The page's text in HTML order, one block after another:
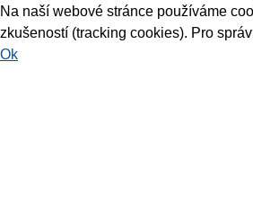
Na naší webové stránce používáme
zkušeností (tracking cookies). Pro
Ok